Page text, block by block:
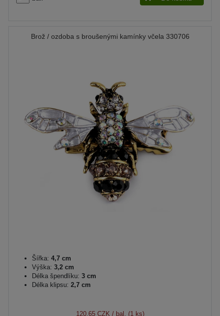
Brož / ozdoba s broušenými kamínky včela 330706
Šířka: 4,7 cm
Výška: 3,2 cm
Délka špendlíku: 3 cm
Délka klipsu: 2,7 cm
120,65 CZK / bal. (1 ks)